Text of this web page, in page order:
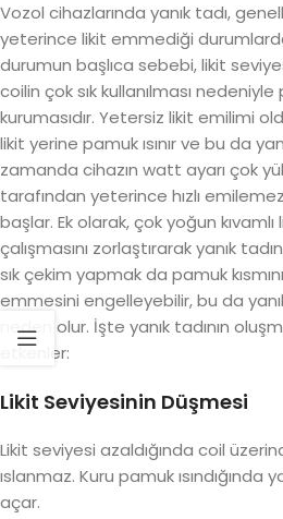
Vozol cihazlarında yanık tadı,
yeterince likit emmediği
durumun başlıca sebebi, likit
coilin çok sık kullanılması
kurumasıdır. Yetersiz likit emilimi
likit yerine pamuk ısınır ve bu da
zamanda cihazın watt ayarı çok
tarafından yeterince hızlı
başlar. Ek olarak, çok yoğun
çalışmasını zorlaştırarak yanık
sık çekim yapmak da pamuk
emmesini engelleyebilir, bu da
neden olur. İşte yanık tadının
etkenler:
Likit Seviyesinin Düşmesi
Likit seviyesi azaldığında coil
ıslanmaz. Kuru pamuk ısındığında
açar.